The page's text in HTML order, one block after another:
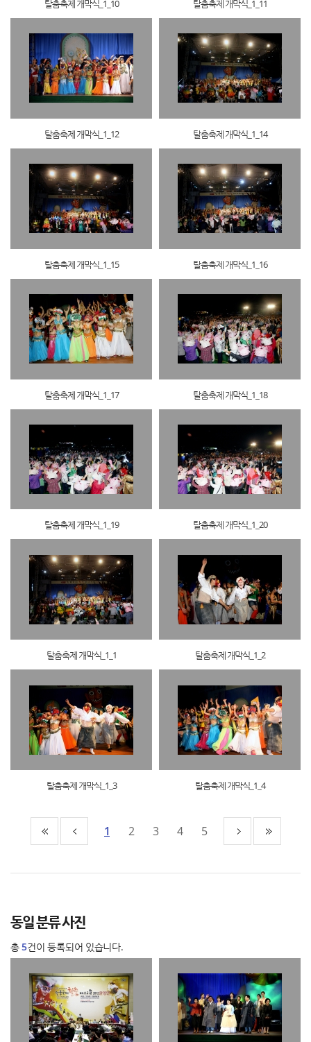
탈춤축제 개막식_1_10 탈춤축제 개막식_1_11
탈춤축제 개막식_1_12 탈춤축제 개막식_1_14
탈춤축제 개막식_1_15 탈춤축제 개막식_1_16
탈춤축제 개막식_1_17 탈춤축제 개막식_1_18
탈춤축제 개막식_1_19 탈춤축제 개막식_1_20
탈춤축제 개막식_1_1 탈춤축제 개막식_1_2
탈춤축제 개막식_1_3 탈춤축제 개막식_1_4
1 2 3 4 5
동일 분류 사진
총5건이 등록되어 있습니다.